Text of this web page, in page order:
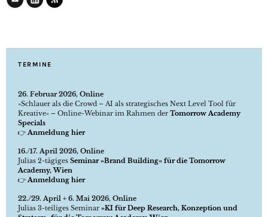
TERMINE
26. Februar 2026, Online
»Schlauer als die Crowd – AI als strategisches Next Level Tool für
Kreative« – Online-Webinar im Rahmen der Tomorrow Academy
Specials
👉Anmeldung hier
16./17. April 2026, Online
Julias 2-tägiges Seminar »Brand Building« für die Tomorrow
Academy, Wien
👉Anmeldung hier
22./29. April + 6. Mai 2026, Online
Julias 3-teiliges Seminar »KI für Deep Research, Konzeption und